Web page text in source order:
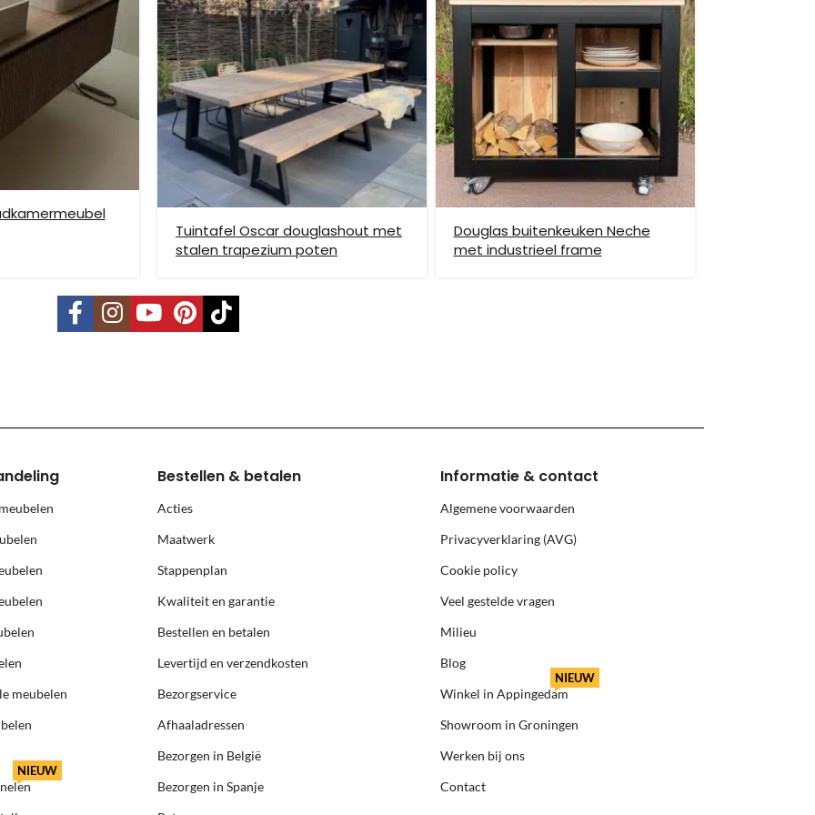
verzendmethode te kiezen. Het kan voorkomen dat u een handje moet helpen om de goederen op de juiste plek te
is niet mogelijk. Dient je meubel met een verhuislift op de gewenste locatie te komen, dan dien je dit zelf en op
op etage rekenen wij hier extra kosten voor, prijs op aanvraag.
mogelijk. Kleine pakketten kunnen via DHL verstuurd worden, hiervoor brengen wij verzendkosten in rekening.
is per pallet en is op aanvraag.
Tuintafel Oscar douglashout met
stalen trapezium poten
Douglas buitenkeuken Neche
met industrieel frame
meubelen
NIEUW
Bestellen & betalen
Acties
Maatwerk
Stappenplan
Kwaliteit en garantie
Bestellen en betalen
Levertijd en verzendkosten
Bezorgservice
Afhaaladressen
Bezorgen in België
Bezorgen in Spanje
Informatie & contact
Algemene voorwaarden
Privacyverklaring (AVG)
Cookie policy
Veel gestelde vragen
Milieu
Blog
Winkel in Appingedam
NIEUW
Showroom in Groningen
Werken bij ons
Contact